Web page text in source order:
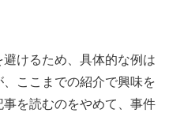
けるため、具体的な例は
ここまでの紹介で興味を
を読むのをやめて、事件